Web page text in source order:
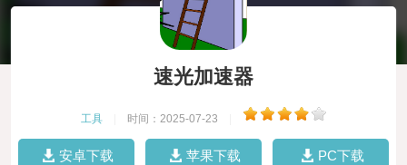
速光加速器
工具 时间：2025-07-23
安卓下载 苹果下载 PC下载